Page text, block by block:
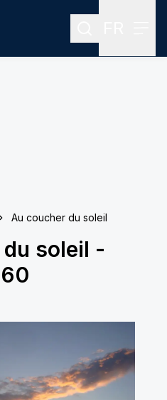
Rechercher
Au coucher du soleil
soleil -